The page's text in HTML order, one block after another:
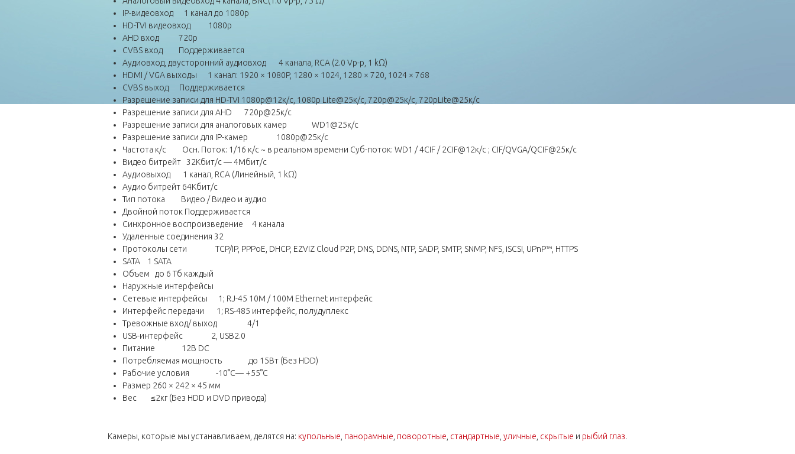
IP-видеовход 1 канал до 1080p
HD-TVI видеовход 1080p
AHD вход 720р
CVBS вход Поддерживается
Аудиовход, двусторонний аудиовход 4 канала, RCA (2.0 Vp-p, 1 kΩ)
HDMI / VGA выходы 1 канал: 1920 × 1080P, 1280 × 1024, 1280 × 720, 1024 × 768
CVBS выход Поддерживается
Разрешение записи для HD-TVI 1080p@12к/с, 1080p Lite@25к/с, 720p@25к/с, 720pLite@25к/с
Разрешение записи для AHD 720p@25к/с
Разрешение записи для аналоговых камер WD1@25к/с
Разрешение записи для IP-камер 1080p@25к/с
Частота к/с Осн. Поток: 1/16 к/с ~ в реальном времени Суб-поток: WD1 / 4CIF / 2CIF@12к/с ; CIF/QVGA/QCIF@25к/с
Видео битрейт 32Кбит/с — 4Мбит/с
Аудиовыход 1 канал, RCA (Линейный, 1 kΩ)
Аудио битрейт 64Кбит/с
Тип потока Видео / Видео и аудио
Двойной поток Поддерживается
Синхронное воспроизведение 4 канала
Удаленные соединения 32
Протоколы сети TCP/IP, PPPoE, DHCP, EZVIZ Cloud P2P, DNS, DDNS, NTP, SADP, SMTP, SNMP, NFS, iSCSI, UPnP™, HTTPS
SATA 1 SATA
Объем до 6 Тб каждый
Наружные интерфейсы
Сетевые интерфейсы 1; RJ-45 10M / 100M Ethernet интерфейс
Интерфейс передачи 1; RS-485 интерфейс, полудуплекс
Тревожные вход/ выход 4/1
USB-интерфейс 2, USB2.0
Питание 12В DC
Потребляемая мощность до 15Вт (Без HDD)
Рабочие условия -10°C— +55°C
Размер 260 × 242 × 45 мм
Вес ≤2кг (Без HDD и DVD привода)
Камеры, которые мы устанавливаем, делятся на: купольные панорамные поворотные стандартные уличные скрытые и рыбий глаз.